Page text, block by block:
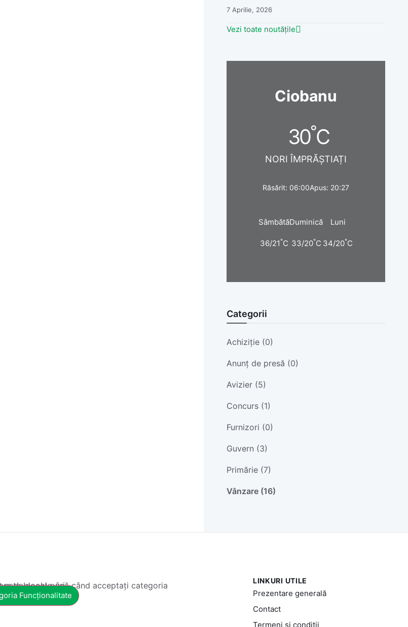
7 Aprilie, 2026
Vezi toate noutățile
Ciobanu
30°C
NORI ÎMPRĂȘTIAȚI
Răsărit: 06:00Apus: 20:27
Sâmbătă
36/21°C
Duminică
33/20°C
Luni
34/20°C
Categorii
Achiziție (0)
Anunț de presă (0)
Avizier (5)
Concurs (1)
Furnizori (0)
Guvern (3)
Primărie (7)
Vânzare (16)
categoria corespunzătoare de cookie-uri.
Funcționalitate
LINKURI UTILE
Prezentare generală
Contact
Termeni și condiții